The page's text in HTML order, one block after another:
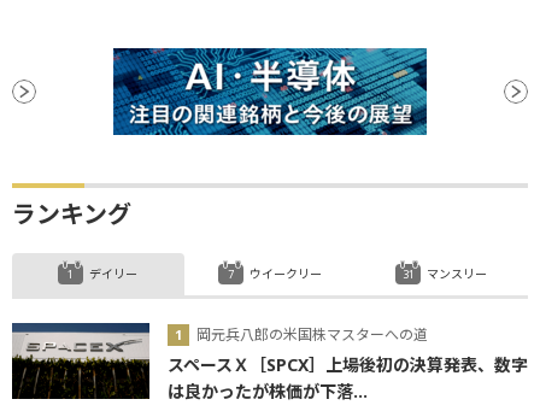
ランキング
デイリー
岡元兵八郎の米国株マスターへの道
スペースＸ［SPCX］上場後初の決算発表、数字
は良かったが株価が下落...
ウイークリー マンスリー